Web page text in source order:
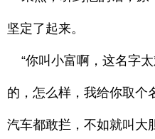
坚定了起来。
“你叫小富啊，这名字
的，怎么样，我给你取个
汽车都敢拦，不如就叫大